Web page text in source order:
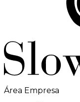
Área Empresa